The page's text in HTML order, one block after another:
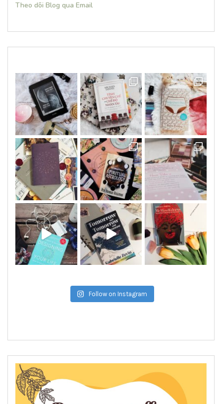
Theo dõi Blog qua Email
Follow on Instagram